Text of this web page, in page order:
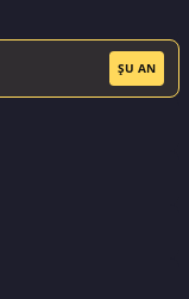
ŞU AN